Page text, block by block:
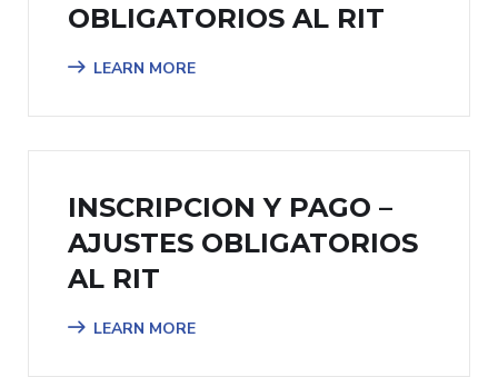
OBLIGATORIOS AL RIT
LEARN MORE
INSCRIPCION Y PAGO –
AJUSTES OBLIGATORIOS
AL RIT
LEARN MORE